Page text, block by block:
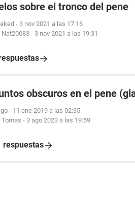
sobre el tronco del pene
- 3 nov 2021 a las 17:16
Nat20083 - 3 nov 2021 a las 19:31
obscuros en el pene
- 11 ene 2019 a las 02:35
Tomas - 3 ago 2023 a las 19:59
respuestas